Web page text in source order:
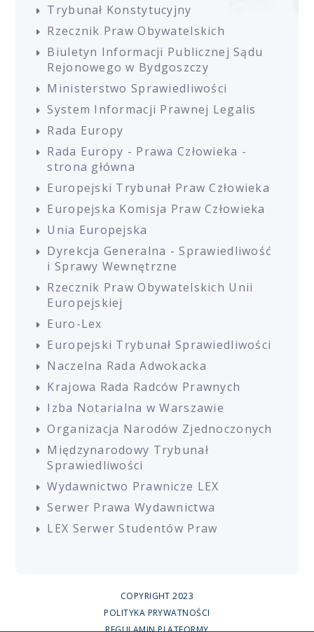
Trybunał Konstytucyjny
Rzecznik Praw Obywatelskich
Biuletyn Informacji Publicznej Sądu
Rejonowego w Bydgoszczy
Ministerstwo Sprawiedliwości
System Informacji Prawnej Legalis
Rada Europy
Rada Europy - Prawa Człowieka -
strona główna
Europejski Trybunał Praw Człowieka
Europejska Komisja Praw Człowieka
Unia Europejska
Dyrekcja Generalna - Sprawiedliwość
i Sprawy Wewnętrzne
Rzecznik Praw Obywatelskich Unii
Europejskiej
Euro-Lex
Europejski Trybunał Sprawiedliwości
Naczelna Rada Adwokacka
Krajowa Rada Radców Prawnych
Izba Notarialna w Warszawie
Organizacja Narodów Zjednoczonych
Międzynarodowy Trybunał
Sprawiedliwości
Wydawnictwo Prawnicze LEX
Serwer Prawa Wydawnictwa
LEX Serwer Studentów Praw
COPYRIGHT 2023
POLITYKA PRYWATNOŚCI